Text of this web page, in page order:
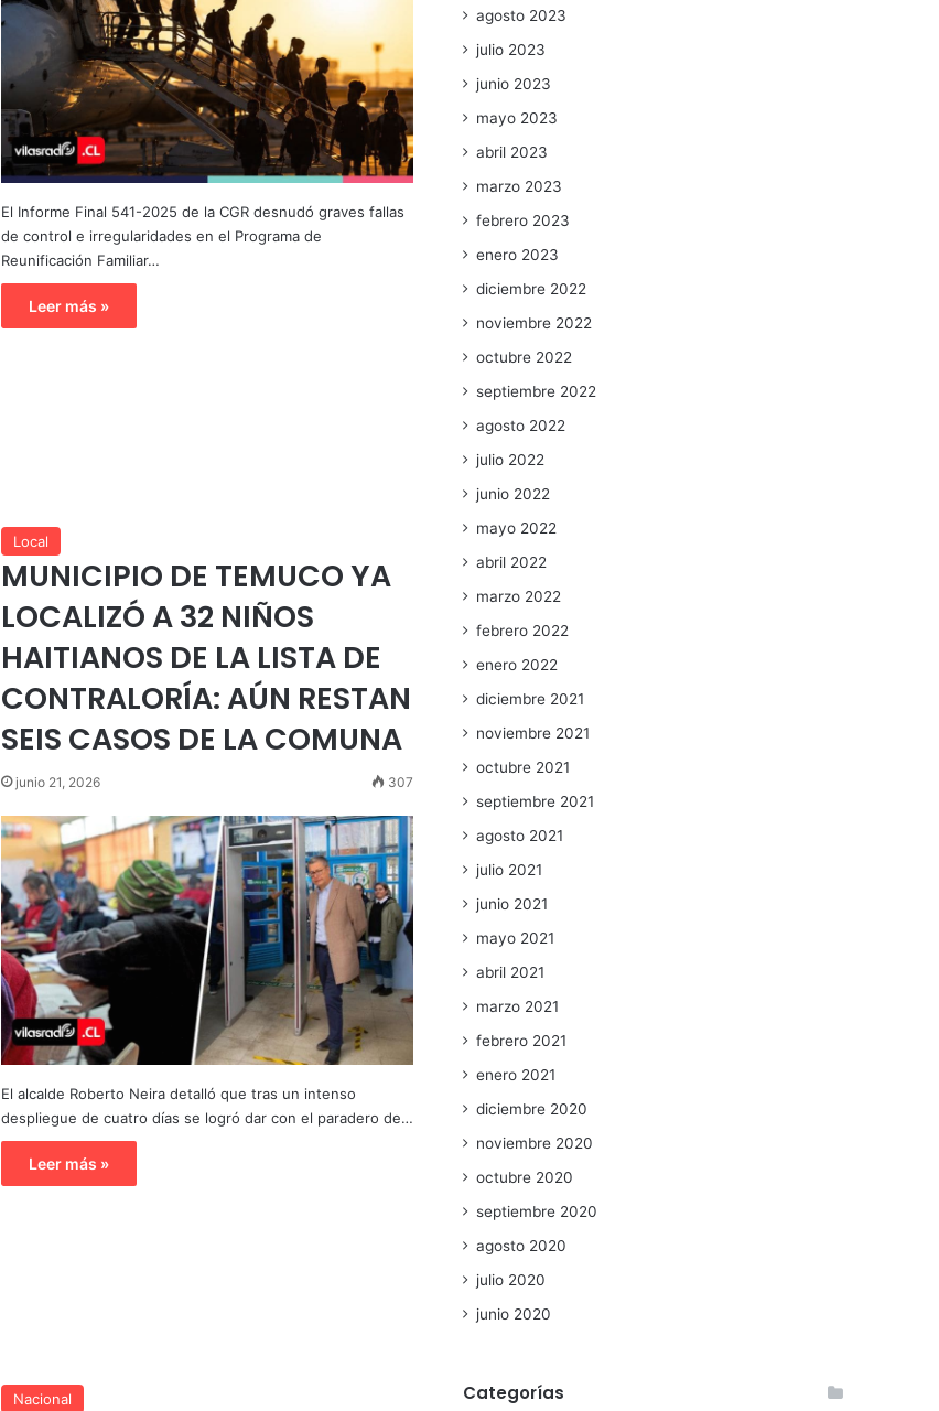
El Informe Final 541-2025 de la CGR desnudó graves fallas
de control e irregularidades en el Programa de
Reunificación Familiar…
Leer más »
Local
MUNICIPIO DE TEMUCO YA
LOCALIZÓ A 32 NIÑOS
HAITIANOS DE LA LISTA DE
CONTRALORÍA: AÚN RESTAN
SEIS CASOS DE LA COMUNA
junio 21, 2026 307
El alcalde Roberto Neira detalló que tras un intenso
despliegue de cuatro días se logró dar con el paradero de…
Leer más »
Nacional
agosto 2023
julio 2023
junio 2023
mayo 2023
abril 2023
marzo 2023
febrero 2023
enero 2023
diciembre 2022
noviembre 2022
octubre 2022
septiembre 2022
agosto 2022
julio 2022
junio 2022
mayo 2022
abril 2022
marzo 2022
febrero 2022
enero 2022
diciembre 2021
noviembre 2021
octubre 2021
septiembre 2021
agosto 2021
julio 2021
junio 2021
mayo 2021
abril 2021
marzo 2021
febrero 2021
enero 2021
diciembre 2020
noviembre 2020
octubre 2020
septiembre 2020
agosto 2020
julio 2020
junio 2020
Categorías